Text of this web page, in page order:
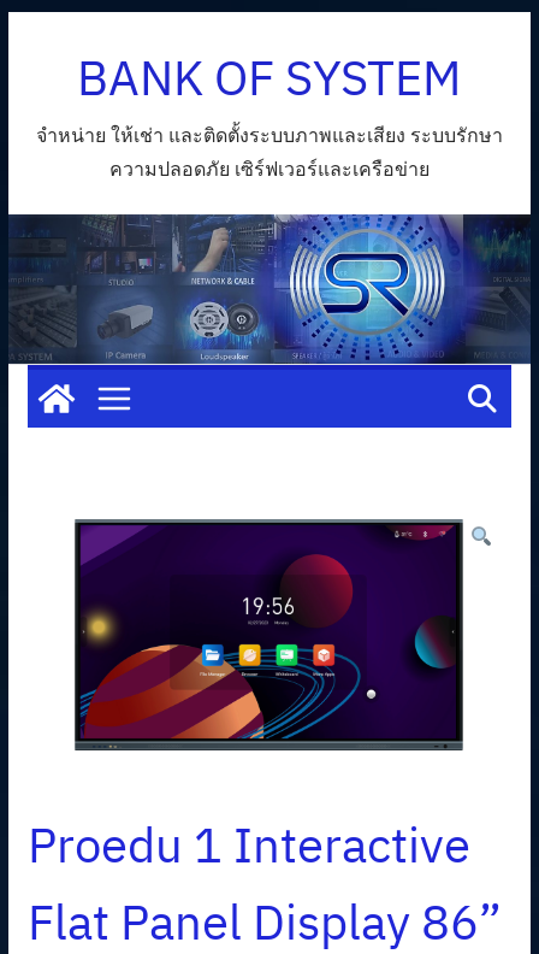
BANK OF SYSTEM
จำหน่าย ให้เช่า และติดตั้งระบบภาพและเสียง ระบบรักษา
ความปลอดภัย เซิร์ฟเวอร์และเครือข่าย
Proedu 1 Interactive
Flat Panel Display 86”